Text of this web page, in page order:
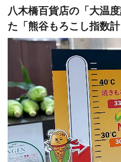
八木橋百貨店の「大温
た「熊谷もろこし指数